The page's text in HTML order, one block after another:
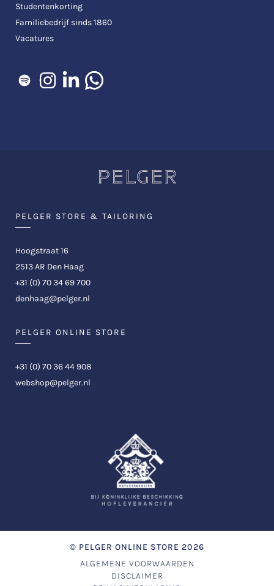
Studentenkorting
Familiebedrijf sinds 1860
Vacatures
PELGER STORE & TAILORING
Hoogstraat 16
2513 AR Den Haag
+31 (0) 70 34 69 700
denhaag@pelger.nl
PELGER ONLINE STORE
+31 (0) 70 36 44 908
webshop@pelger.nl
© PELGER ONLINE STORE 2026
ALGEMENE VOORWAARDEN
DISCLAIMER